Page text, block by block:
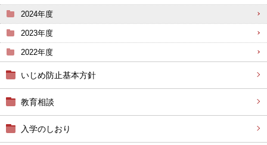
2024年度
2023年度
2022年度
いじめ防止基本方針
教育相談
入学のしおり